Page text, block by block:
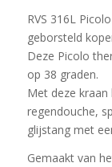
RVS 316L Picolo inbouw douche thermostaatkraan in
geborsteld
Deze Picolo
op 38 graden.
Met deze
regendouche,
glijstang met
Gemaakt van